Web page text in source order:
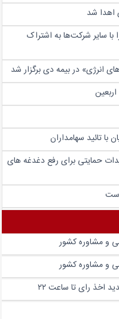
شد
سایر شرکت‌ها به اشتراک
انرژی» در بیمه دی برگزار شد
حمایتی برای رفع دغدغه های
و مشاوره کشور
و مشاوره کشور